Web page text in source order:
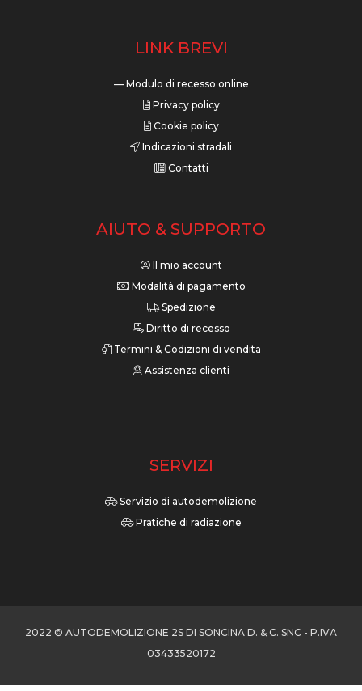
LINK BREVI
— Modulo di recesso online
Privacy policy
Cookie policy
Indicazioni stradali
Contatti
AIUTO & SUPPORTO
Il mio account
Modalità di pagamento
Spedizione
Diritto di recesso
Termini & Codizioni di vendita
Assistenza clienti
SERVIZI
Servizio di autodemolizione
Pratiche di radiazione
2022 © AUTODEMOLIZIONE 2S DI SONCINA D. & C. SNC - P.IVA
03433520172